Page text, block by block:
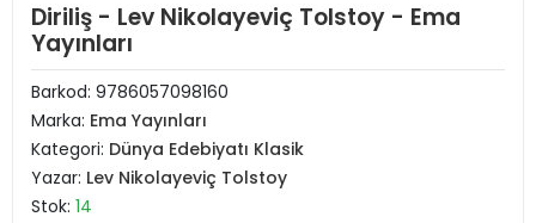
Diriliş - Lev Nikolayeviç Tolstoy - Ema
Yayınları
Barkod: 9786057098160
Marka: Ema Yayınları
Kategori: Dünya Edebiyatı Klasik
Yazar: Lev Nikolayeviç Tolstoy
Stok: 14